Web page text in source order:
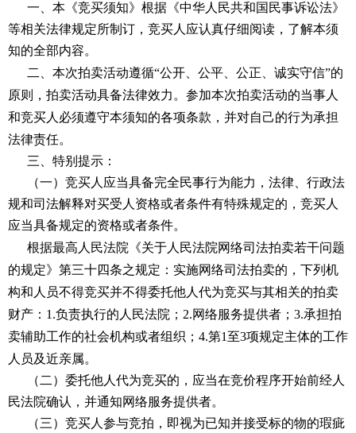
一、本《竞买须知》根据《中华人民共和国民事诉讼法》
等相关法律规定所制订，竞买人应认真仔细阅读，了解本须
知的全部内容。
二、本次拍卖活动遵循“公开、公平、公正、诚实守信”的
原则，拍卖活动具备法律效力。参加本次拍卖活动的当事人
和竞买人必须遵守本须知的各项条款，并对自己的行为承担
法律责任。
三、特别提示：
（一）竞买人应当具备完全民事行为能力，法律、行政法
规和司法解释对买受人资格或者条件有特殊规定的，竞买人
应当具备规定的资格或者条件。
根据最高人民法院《关于人民法院网络司法拍卖若干问题
的规定》第三十四条之规定：实施网络司法拍卖的，下列机
构和人员不得竞买并不得委托他人代为竞买与其相关的拍卖
财产： 1.负责执行的人民法院；2.网络服务提供者；3.承担拍
卖辅助工作的社会机构或者组织；4.第1至3项规定主体的工作
人员及近亲属。
（二）委托他人代为竞买的，应当在竞价程序开始前经人
民法院确认，并通知网络服务提供者。
（三）竞买人参与竞拍，即视为已知并接受标的物的瑕疵